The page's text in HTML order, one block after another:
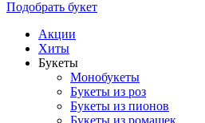
Подобрать букет
Акции
Хиты
Букеты
Монобукеты
Букеты из роз
Букеты из пионов
Букеты из ромашек